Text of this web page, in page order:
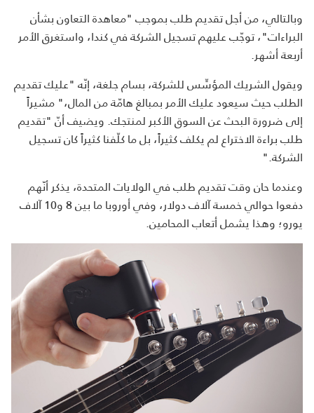
وبالتالي، من أجل تقديم طلب بموجب "معاهدة التعاون بشأن
البراءات"، توجّب عليهم تسجيل الشركة في كندا، واستغرق الأمر
أربعة أشهر.
ويقول الشريك المؤسِّس للشركة، بسام جلغة، إنّه "عليك تقديم
الطلب حيث سيعود عليك الأمر بمبالغ هامّة من المال،" مشيراً
إلى ضرورة البحث عن السوق الأكبر لمنتجك. ويضيف أنّ "تقديم
طلب براءة الاختراع لم يكلف كثيراً، بل ما كلّفنا كثيراً كان تسجيل
الشركة."
وعندما حان وقت تقديم طلب في الولايات المتحدة، يذكر أنّهم
دفعوا حوالي خمسة آلاف دولار، وفي أوروبا ما بين 8 و10 آلاف
يورو؛ وهذا يشمل أتعاب المحامين.